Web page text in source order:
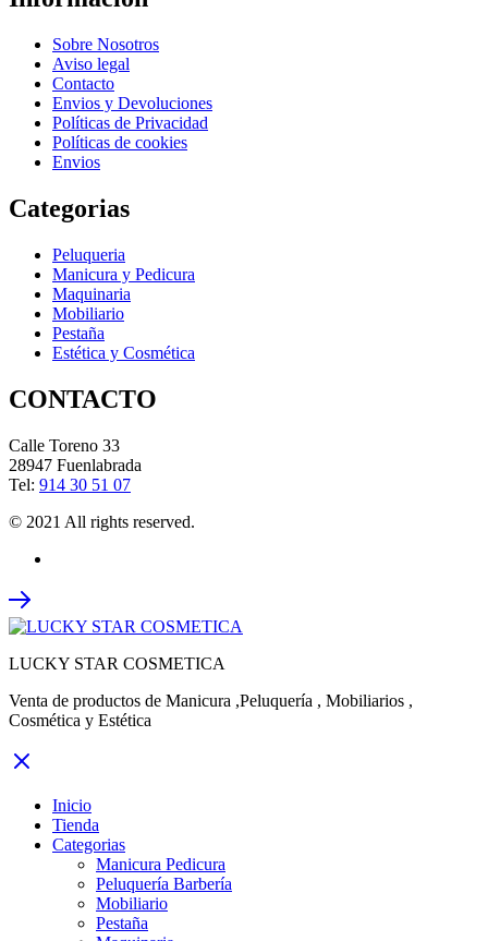
Sobre Nosotros
Aviso legal
Contacto
Envios y Devoluciones
Políticas de Privacidad
Políticas de cookies
Envios
Categorias
Peluqueria
Manicura y Pedicura
Maquinaria
Mobiliario
Pestaña
Estética y Cosmética
CONTACTO
Calle Toreno 33
28947 Fuenlabrada
Tel: 914 30 51 07
© 2021 All rights reserved.
LUCKY STAR COSMETICA
Venta de productos de Manicura ,Peluquería , Mobiliarios ,
Cosmética y Estética
Inicio
Tienda
Categorias
Manicura Pedicura
Peluquería Barbería
Mobiliario
Pestaña